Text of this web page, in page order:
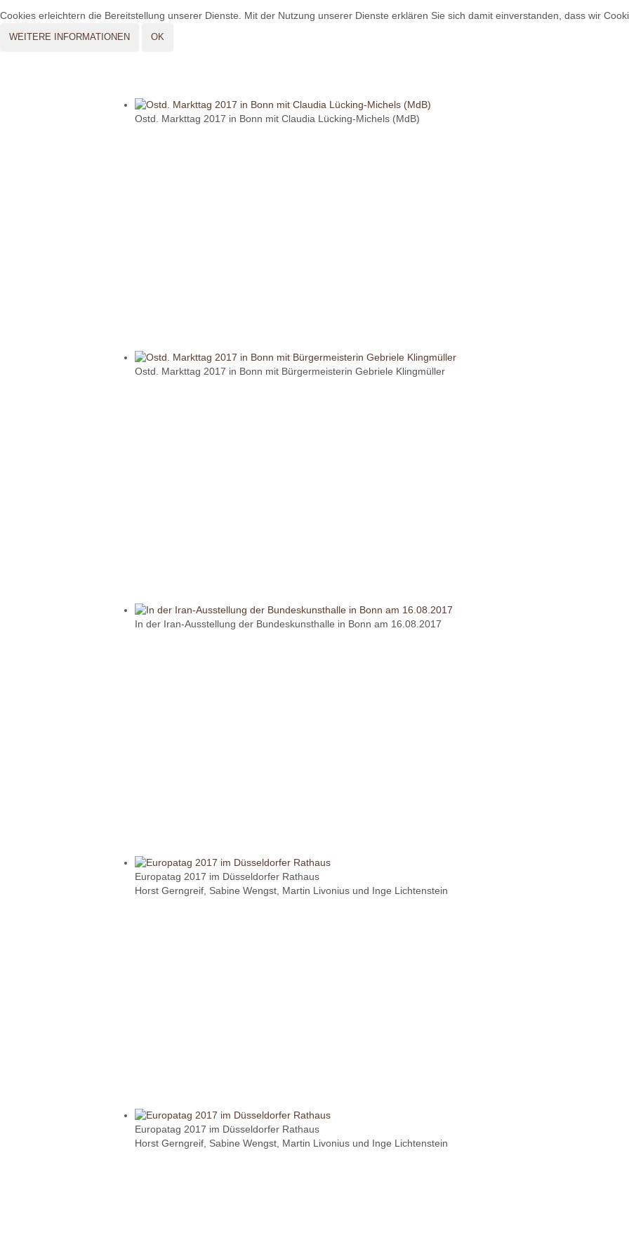
Ostd. Markttag 2017 in Bonn mit Claudia Lücking-Michels (MdB)
Ostd. Markttag 2017 in Bonn mit Bürgermeisterin Gebriele Klingmüller
In der Iran-Ausstellung der Bundeskunsthalle in Bonn am 16.08.2017
Europatag 2017 im Düsseldorfer Rathaus
Horst Gerngreif, Sabine Wengst, Martin Livonius und Inge Lichtenstein
Europatag 2017 im Düsseldorfer Rathaus
Horst Gerngreif, Sabine Wengst, Martin Livonius und Inge Lichtenstein
Cookies erleichtern die Bereitstellung unserer Dienste. Mit der Nutzung unserer Dienste erklären Sie sich damit einverstanden, dass wir
WEITERE INFORMATIONEN
OK